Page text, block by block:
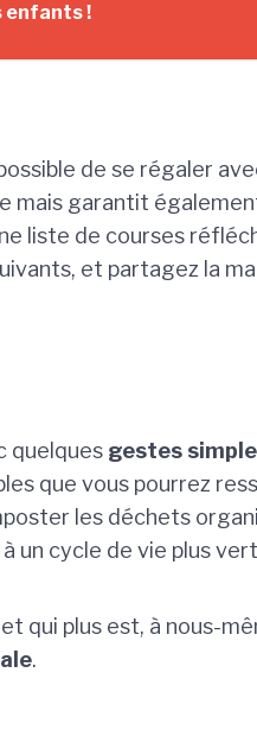
enfants !
de se régaler
mais garantit
liste de courses
et partagez la
quelques gestes
que vous pourrez
les déchets
un cycle de vie plus
qui plus est, à nous-
.